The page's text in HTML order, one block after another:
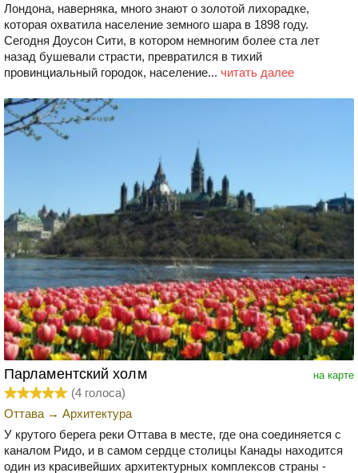
Лондона, наверняка, много знают о золотой лихорадке,
которая охватила население земного шара в 1898 году.
Сегодня Доусон Сити, в котором немногим более ста лет
назад бушевали страсти, превратился в тихий
провинциальный городок, население... читать далее
на карте
Парламентский холм
(4 голоса)
Оттава → Архитектура
У крутого берега реки Оттава в месте, где она соединяется с
каналом Ридо, и в самом сердце столицы Канады находится
один из красивейших архитектурных комплексов страны -